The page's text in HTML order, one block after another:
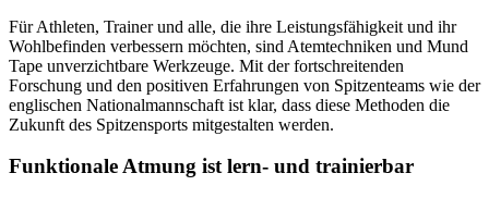
Für Athleten, Trainer und alle, die ihre Leistungsfähigkeit und ihr
Wohlbefinden verbessern möchten, sind Atemtechniken und Mund
Tape unverzichtbare Werkzeuge. Mit der fortschreitenden
Forschung und den positiven Erfahrungen von Spitzenteams wie der
englischen Nationalmannschaft ist klar, dass diese Methoden die
Zukunft des Spitzensports mitgestalten werden.
Funktionale Atmung ist lern- und trainierbar